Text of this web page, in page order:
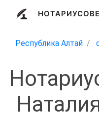
Республика Алтай